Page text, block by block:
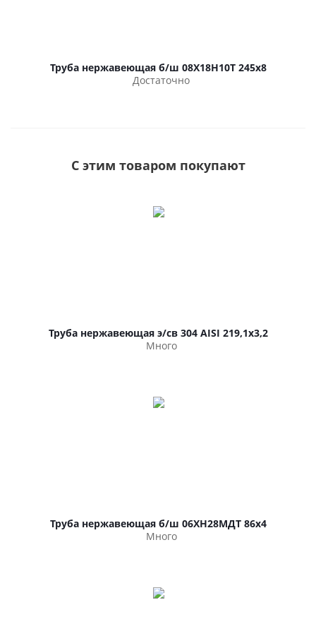
Труба нержавеющая б/ш 08Х18Н10Т 245х8
Достаточно
С этим товаром покупают
Труба нержавеющая э/св 304 AISI 219,1х3,2
Много
Труба нержавеющая б/ш 06ХН28МДТ 86х4
Много